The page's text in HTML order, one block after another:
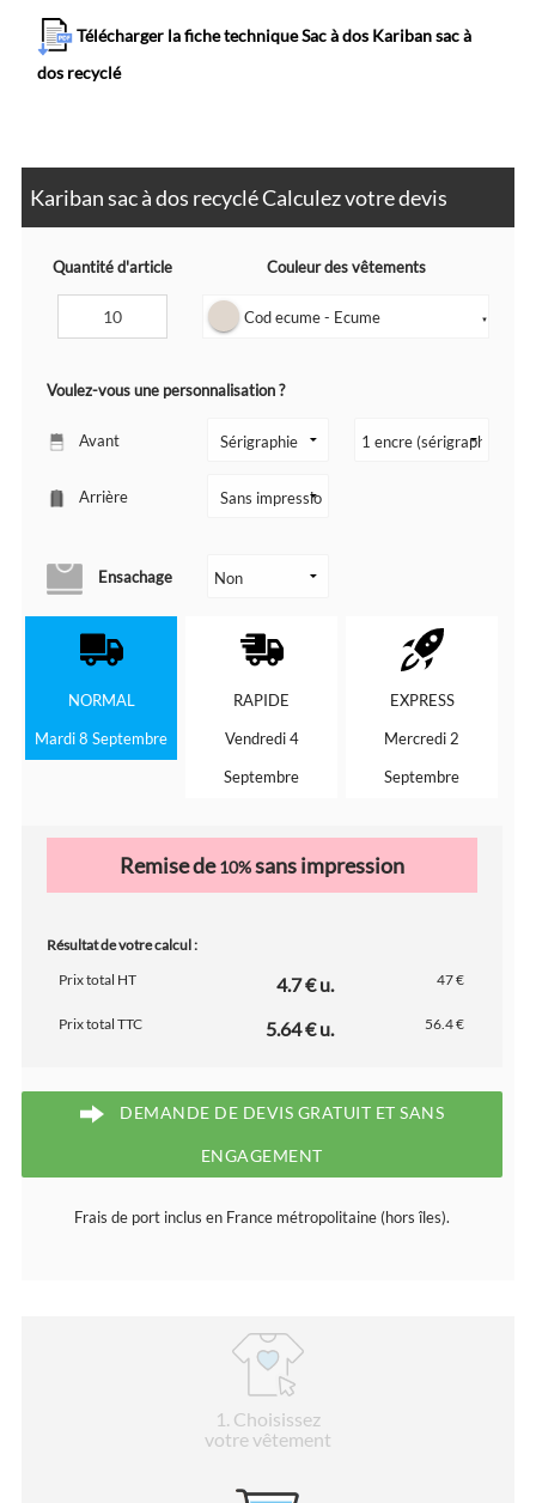
Télécharger la fiche technique Sac à dos Kariban sac à
dos recyclé
Kariban sac à dos recyclé Calculez votre devis
Quantité d'article Couleur des vêtements
Cod ecume - Ecume ▼
Voulez-vous une personnalisation ?
Avant
Arrière
Ensachage
NORMAL
Mardi 8 Septembre
RAPIDE
Vendredi 4
Septembre
EXPRESS
Mercredi 2
Septembre
Remise de10%sans impression
Résultat de votre calcul :
Prix total HT
4.7 € u. 47 €
Prix total TTC 5.64 € u. 56.4 €
DEMANDE DE DEVIS GRATUIT ET SANS
ENGAGEMENT
Frais de port inclus en France métropolitaine (hors îles).
1 . Choisissez
votre vêtement